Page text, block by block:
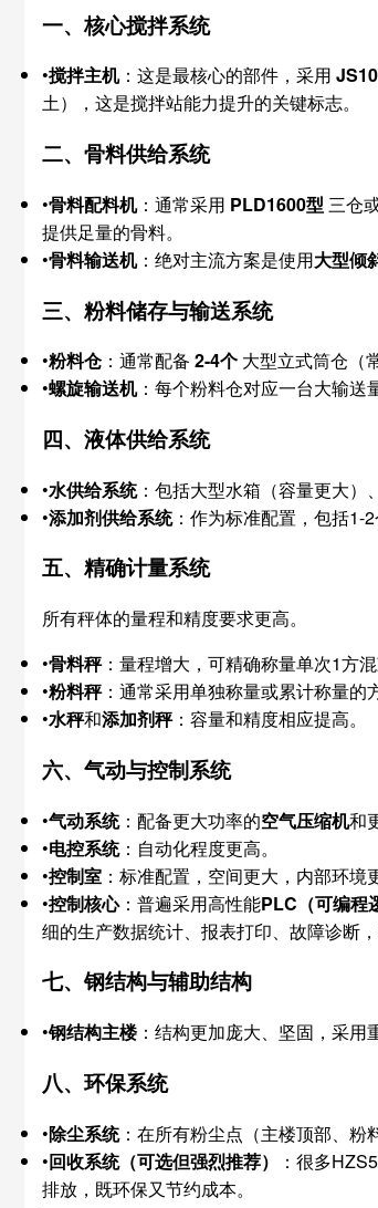
一、核心搅拌系统
•搅拌主机：这是最核心的部件，采用
土），这是搅拌站能力提升的关键标志。
二、骨料供给系统
•骨料配料机：通常采用 PLD1600型 三仓
提供足量的骨料。
•骨料输送机：绝对主流方案是使用大型倾
三、粉料储存与输送系统
•粉料仓：通常配备 2-4个 大型立式筒仓（
•螺旋输送机：每个粉料仓对应一台大输送
四、液体供给系统
•水供给系统：包括大型水箱（容量更大）
•添加剂供给系统：作为标准配置，包括1-
五、精确计量系统
所有秤体的量程和精度要求更高。
•骨料秤：量程增大，可精确称量单次1方混
•粉料秤：通常采用单独称量或累计称量的
•水秤和添加剂秤：容量和精度相应提高。
六、气动与控制系统
•气动系统：配备更大功率的空气压缩机和
•电控系统：自动化程度更高。
•控制室 ：标准配置，空间更大，内部环境
•控制核心：普遍采用高性能PLC（可编程
细的生产数据统计、报表打印、故障诊断
七、钢结构与辅助结构
•钢结构主楼：结构更加庞大、坚固，采用
八、环保系统
•除尘系统：在所有粉尘点（主楼顶部、粉
•回收系统（可选但强烈推荐） ：很多
排放，既环保又节约成本。